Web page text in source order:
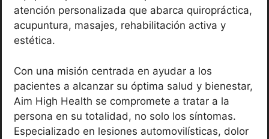
atención personalizada que abarca quiropráctica,
acupuntura, masajes, rehabilitación activa y
estética.
Con una misión centrada en ayudar a los
pacientes a alcanzar su óptima salud y bienestar,
Aim High Health se compromete a tratar a la
persona en su totalidad, no solo los síntomas.
Especializado en lesiones automovilísticas, dolor